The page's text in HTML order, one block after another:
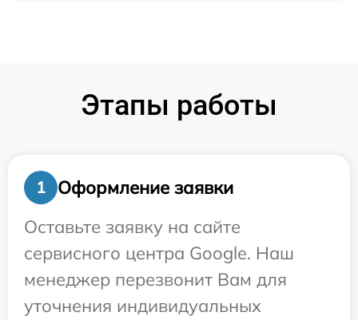
Этапы работы
1
Оформление заявки
Оставьте заявку на сайте
сервисного центра Google. Наш
менеджер перезвонит Вам для
уточнения индивидуальных